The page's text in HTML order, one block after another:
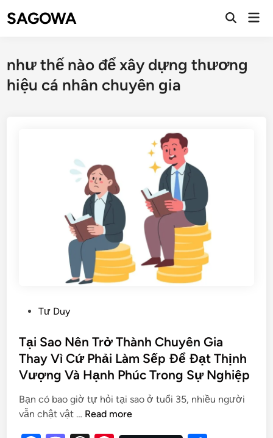
SAGOWA
như thế nào để xây dựng thương
hiệu cá nhân chuyên gia
Tư Duy
Tại Sao Nên Trở Thành Chuyên Gia
Thay Vì Cứ Phải Làm Sếp Để Đạt Thịnh
Vượng Và Hạnh Phúc Trong Sự Nghiệp
Bạn có bao giờ tự hỏi tại sao ở tuổi 35, nhiều người
vẫn chật vật … Read more